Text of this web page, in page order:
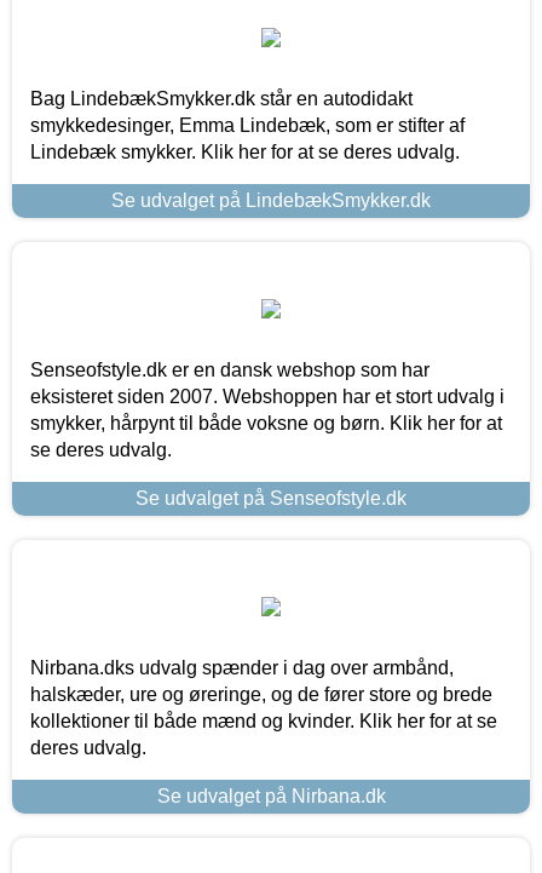
Bag LindebækSmykker.dk står en autodidakt
smykkedesinger, Emma Lindebæk, som er stifter af
Lindebæk smykker. Klik her for at se deres udvalg.
Se udvalget på LindebækSmykker.dk
Senseofstyle.dk er en dansk webshop som har
eksisteret siden 2007. Webshoppen har et stort udvalg i
smykker, hårpynt til både voksne og børn. Klik her for at
se deres udvalg.
Se udvalget på Senseofstyle.dk
Nirbana.dks udvalg spænder i dag over armbånd,
halskæder, ure og øreringe, og de fører store og brede
kollektioner til både mænd og kvinder. Klik her for at se
deres udvalg.
Se udvalget på Nirbana.dk